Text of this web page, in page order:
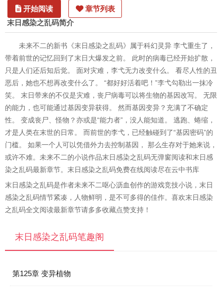
开始阅读 章节列表
末日感染之乱码简介
未来不二的新书《末日感染之乱码》属于科幻灵异 李弋重生了，
带着前世的记忆回到了末日大爆发之前。 此时的病毒已经开始扩散，
只是人们还后知后觉。 面对灾难，李弋无力改变什么。 看尽人性的丑
恶后，她也不想再改变什么了。 “都好好活着吧！”李弋勾勒出一抹冷
笑。 末日带来的不仅是灾难，丧尸病毒可以将生物的基因改写。 无限
的能力，也可能通过基因变异获得。 然而基因变异？充满了不确定
性。 变成丧尸、怪物？亦或是“能力者”，没人能知道。 逃跑、蜷缩，
才是人类在末世的日常。 而前世的李弋，已经触碰到了“基因密码”的
门槛。 如果一个人可以凭借外力去控制基因， 那么生存对于她来说，
或许不难。未来不二的小说作品末日感染之乱码无弹窗阅读和末日感
染之乱码最新章节。末日感染之乱码免费在线阅读尽在云中书库
末日感染之乱码是作者未来不二呕心沥血创作的游戏竞技小说，末日
感染之乱码情节紧凑，人物鲜明，是不可多得的佳作。喜欢末日感染
之乱码全文阅读最新章节请多多收藏点赞支持！
末日感染之乱码笔趣阁
第125章 变异植物